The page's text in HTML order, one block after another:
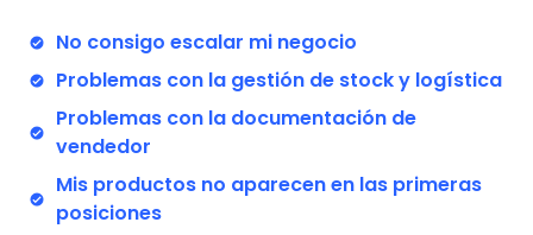
No consigo escalar mi negocio
Problemas con la gestión de stock y logística
Problemas con la documentación de
vendedor
Mis productos no aparecen en las primeras
posiciones